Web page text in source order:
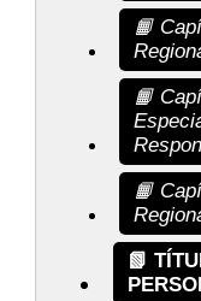
📙
📙
📙
📗